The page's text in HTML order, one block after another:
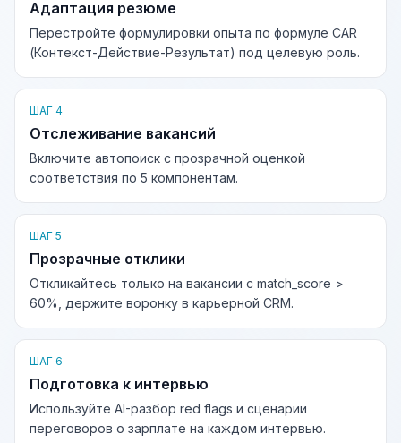
Адаптация резюме
Перестройте формулировки опыта по формуле CAR
(Контекст-Действие-Результат) под целевую роль.
ШАГ 4
Отслеживание вакансий
Включите автопоиск с прозрачной оценкой
соответствия по 5 компонентам.
ШАГ 5
Прозрачные отклики
Откликайтесь только на вакансии с match_score >
60%, держите воронку в карьерной CRM.
ШАГ 6
Подготовка к интервью
Используйте AI-разбор red flags и сценарии
переговоров о зарплате на каждом интервью.